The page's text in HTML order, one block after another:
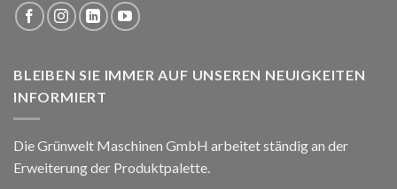
BLEIBEN SIE IMMER AUF UNSEREN NEUIGKEITEN
INFORMIERT
Die Grünwelt Maschinen GmbH arbeitet ständig an der
Erweiterung der Produktpalette.